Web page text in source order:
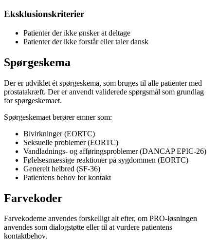
Eksklusionskriterier
Patienter der ikke ønsker at deltage
Patienter der ikke forstår eller taler dansk
Spørgeskema
Der er udviklet ét spørgeskema, som bruges til alle patienter med
prostatakræft. Der er anvendt validerede spørgsmål som grundlag
for spørgeskemaet.
Spørgeskemaet berører emner som:
Bivirkninger (EORTC)
Seksuelle problemer (EORTC)
Vandladnings- og afføringsproblemer (DANCAP EPIC-26)
Følelsesmæssige reaktioner på sygdommen (EORTC)
Generelt helbred (SF-36)
Patientens behov for kontakt
Farvekoder
Farvekoderne anvendes forskelligt alt efter, om PRO-løsningen
anvendes som dialogstøtte eller til at vurdere patientens
kontaktbehov.